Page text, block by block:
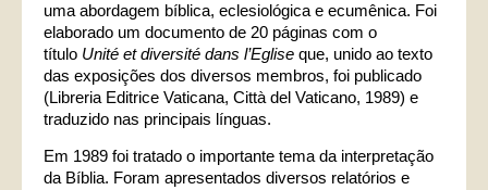
uma abordagem bíblica, eclesiológica e ecumênica. Foi
elaborado um documento de 20 páginas com o
título Unité et diversité dans l’Egliseque, unido ao texto
das exposições dos diversos membros, foi publicado
(Libreria Editrice Vaticana, Città del Vaticano, 1989) e
traduzido nas principais línguas.
Em 1989 foi tratado o importante tema da interpretação
da Bíblia. Foram apresentados diversos relatórios e